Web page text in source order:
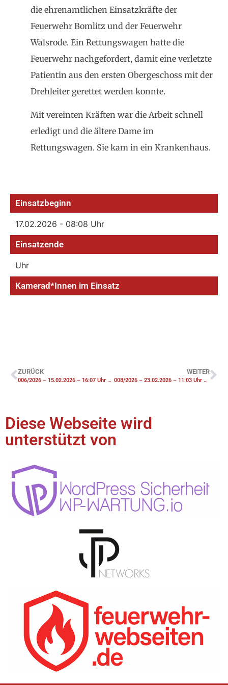
die ehrenamtlichen Einsatzkräfte der
Feuerwehr Bomlitz und der Feuerwehr
Walsrode. Ein Rettungswagen hatte die
Feuerwehr nachgefordert, damit eine verletzte
Patientin aus den ersten Obergeschoss mit der
Drehleiter gerettet werden konnte.
Mit vereinten Kräften war die Arbeit schnell
erledigt und die ältere Dame im
Rettungswagen. Sie kam in ein Krankenhaus.
Einsatzbeginn
17.02.2026 - 08:08 Uhr
Einsatzende
Uhr
Kamerad*Innen im Einsatz
ZURÜCK
006/2026 – 15.02.2026 – 16:07 Uhr – THV-Y Notfalltüröffnung
WEITER
008/2026 – 23.02.2026 – 11:03 Uhr – THS Straßenverunreinigung
Diese Webseite wird
unterstützt von​